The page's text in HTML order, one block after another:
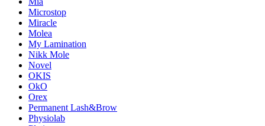
Microstop
Miracle
Molea
My Lamination
Nikk Mole
Novel
OKIS
OkO
Orex
Permanent Lash&Brow
Physiolab